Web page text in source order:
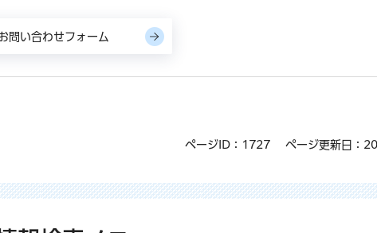
ページID：1727 ページ更新日：